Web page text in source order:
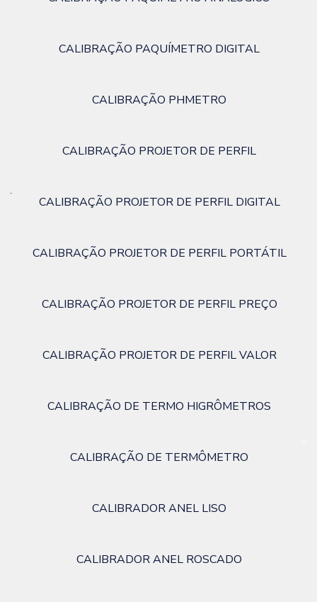
CALIBRAÇÃO PAQUÍMETRO DIGITAL
CALIBRAÇÃO PHMETRO
CALIBRAÇÃO PROJETOR DE PERFIL
CALIBRAÇÃO PROJETOR DE PERFIL DIGITAL
CALIBRAÇÃO PROJETOR DE PERFIL PORTÁTIL
CALIBRAÇÃO PROJETOR DE PERFIL PREÇO
CALIBRAÇÃO PROJETOR DE PERFIL VALOR
CALIBRAÇÃO DE TERMO HIGRÔMETROS
CALIBRAÇÃO DE TERMÔMETRO
CALIBRADOR ANEL LISO
CALIBRADOR ANEL ROSCADO